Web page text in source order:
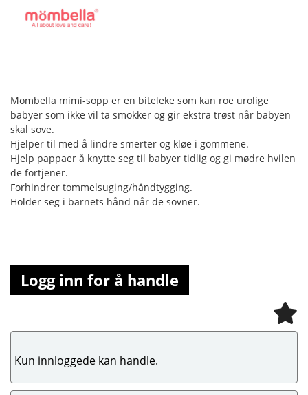
Mombella mimi-sopp er en biteleke som kan roe urolige
babyer som ikke vil ta smokker og gir ekstra trøst når babyen
skal sove.
Hjelper til med å lindre smerter og kløe i gommene.
Hjelp pappaer å knytte seg til babyer tidlig og gi mødre hvilen
de fortjener.
Forhindrer tommelsuging/håndtygging.
Holder seg i barnets hånd når de sovner.
Logg inn for å handle
Kun innloggede kan handle.